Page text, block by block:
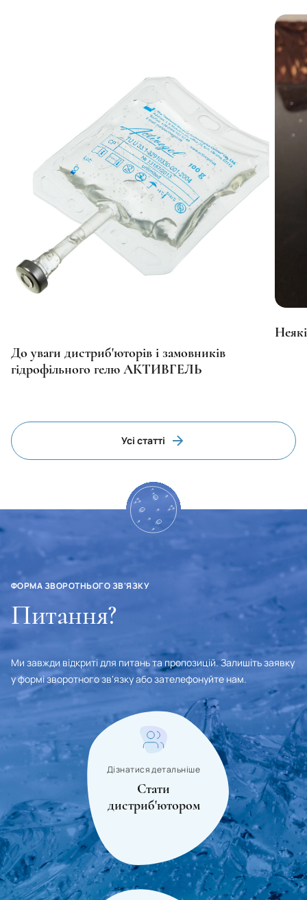
До уваги дистриб'юторів і замовників
гідрофільного гелю АКТИВГЕЛЬ
Усі статті
ФОРМА ЗВОРОТНЬОГО ЗВ'ЯЗКУ
Питання?
Ми завжди відкриті для питань та пропозицій. Залишіть заявку
у формі зворотного зв'язку або зателефонуйте нам.
Дізнатися детальніше
Стати
дистриб'ютором